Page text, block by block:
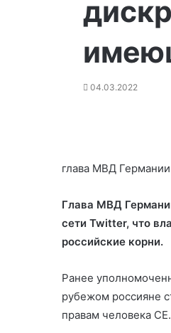
04.03.2022
глава МВД
Глава МВД
сети Twitter, что
российские корни.
Ранее
рубежом россияне
правам человека СЕ.